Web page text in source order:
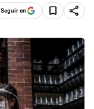
Seguir en